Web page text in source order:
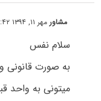
مشاورمهر ۱۱, ۱۳۹۴ at ۴:۴۲ ب٫ظ
سلام نفس
به صورت قانونی
میتونی به واحد